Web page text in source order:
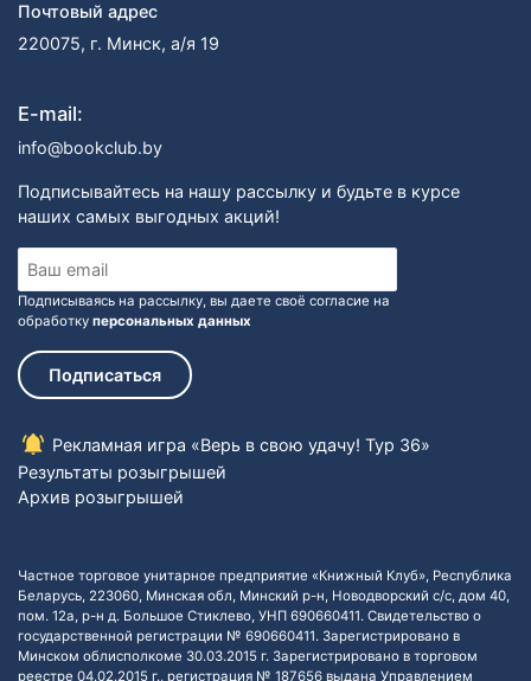
Почтовый адрес
220075, г. Минск, а/я 19
E-mail:
info@bookclub.by
Подписывайтесь на нашу рассылку и будьте в курсе
наших самых выгодных акций!
Подписываясь на рассылку, вы даете своё согласие на
обработку персональных данных
Подписаться
Рекламная игра «Верь в свою удачу! Тур 36»
Результаты розыгрышей
Архив розыгрышей
Частное торговое унитарное предприятие «Книжный Клуб», Республика
Беларусь, 223060, Минская обл, Минский р-н, Новодворский с/с, дом 40,
пом. 12а, р-н д. Большое Стиклево, УНП 690660411. Свидетельство о
государственной регистрации № 690660411. Зарегистрировано в
Минском облисполкоме 30.03.2015 г. Зарегистрировано в торговом
реестре 04.02.2015 г., регистрация № 187656 выдана Управлением